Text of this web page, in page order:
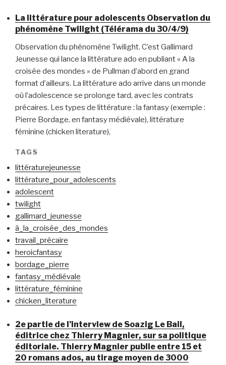
La littérature pour adolescents Observation du
phénomène Twilight (Télérama du 30/4/9)
Observation du phénomène Twilight. C’est Gallimard
Jeunesse qui lance la littérature ado en publiant « A la
croisée des mondes » de Pullman d’abord en grand
format d’ailleurs. La littérature ado arrive dans un monde
où l’adolescence se prolonge tard, avec les contrats
précaires. Les types de littérature : la fantasy (exemple :
Pierre Bordage, en fantasy médiévale), littérature
féminine (chicken literature),
TAGS
littératurejeunesse
littérature_pour_adolescents
adolescent
twilight
gallimard_jeunesse
à_la_croisée_des_mondes
travail_précaire
heroicfantasy
bordage_pierre
fantasy_médiévale
littérature_féminine
chicken_literature
2e partie de l’interview de Soazig Le Bail,
éditrice chez Thierry Magnier, sur sa politique
éditoriale. Thierry Magnier publie entre 15 et
20 romans ados, au tirage moyen de 3000